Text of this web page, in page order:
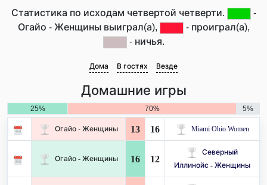
Статистика по исходам четвертой четверти.
-
Огайо - Женщины выиграл(а),
- проиграл(а),
- ничья.
Дома В гостях Везде
Домашние игры
25% 70% 5%
Огайо - Женщины 13 16 Miami Ohio Women
Огайо - Женщины 16 12
Северный
Иллинойс - Женщины